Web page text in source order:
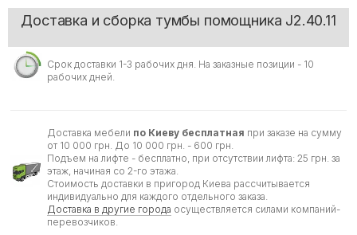
Доставка и сборка тумбы помощника J2.40.11
Срок доставки 1-3 рабочих дня. На заказные позиции - 10
рабочих дней.
Доставка мебели по Киеву бесплатная при заказе на сумму
от 10 000 грн. До 10 000 грн. - 600 грн.
Подъем на лифте - бесплатно, при отсутствии лифта: 25 грн. за
этаж, начиная со 2-го этажа.
Стоимость доставки в пригород Киева рассчитывается
индивидуально для каждого отдельного заказа.
Доставка в другие города осуществляется силами компаний-
перевозчиков.